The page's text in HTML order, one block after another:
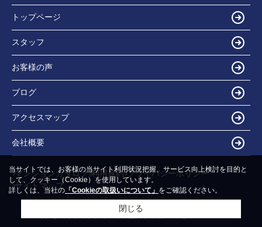
トップページ
スタッフ
お客様の声
ブログ
アクセスマップ
会社概要
マンションカタログ 利用規約 プライバシーポリシー
サイトマップ
当サイトでは、お客様の当サイト利用状況把握、サービス向上検討を目的と
して、クッキー（Cookie）を使用しています。
詳しくは、当社の 「Cookieの取扱いについて」 をご確認ください。
閉じる